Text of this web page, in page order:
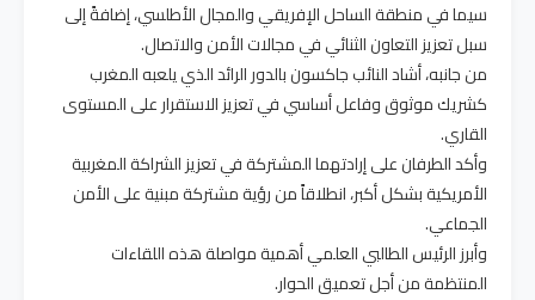
سيما في منطقة الساحل الإفريقي والمجال الأطلسي، إضافةً إلى
سبل تعزيز التعاون الثنائي في مجالات الأمن والاتصال.
من جانبه، أشاد النائب جاكسون بالدور الرائد الذي يلعبه المغرب
كشريك موثوق وفاعل أساسي في تعزيز الاستقرار على المستوى
القاري.
وأكد الطرفان على إرادتهما المشتركة في تعزيز الشراكة المغربية
الأمريكية بشكل أكبر، انطلاقاً من رؤية مشتركة مبنية على الأمن
الجماعي.
وأبرز الرئيس الطالبي العلمي أهمية مواصلة هذه اللقاءات
المنتظمة من أجل تعميق الحوار.